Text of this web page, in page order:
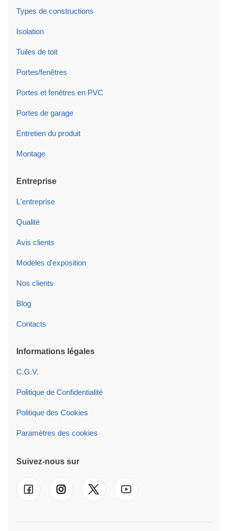
Types de constructions
Isolation
Tuiles de toit
Portes/fenêtres
Portes et fenêtres en PVC
Portes de garage
Entretien du produit
Montage
Entreprise
L'entreprise
Qualité
Avis clients
Modèles d'exposition
Nos clients
Blog
Contacts
Informations légales
C.G.V.
Politique de Confidentialité
Politique des Cookies
Paramètres des cookies
Suivez-nous sur